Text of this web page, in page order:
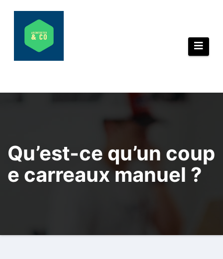
Qu’est-ce qu’un coup
e carreaux manuel ?